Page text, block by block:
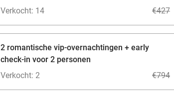
Verkocht: 14 €427
2 romantische vip-overnachtingen + early
check-in voor 2 personen
Verkocht: 2 €794